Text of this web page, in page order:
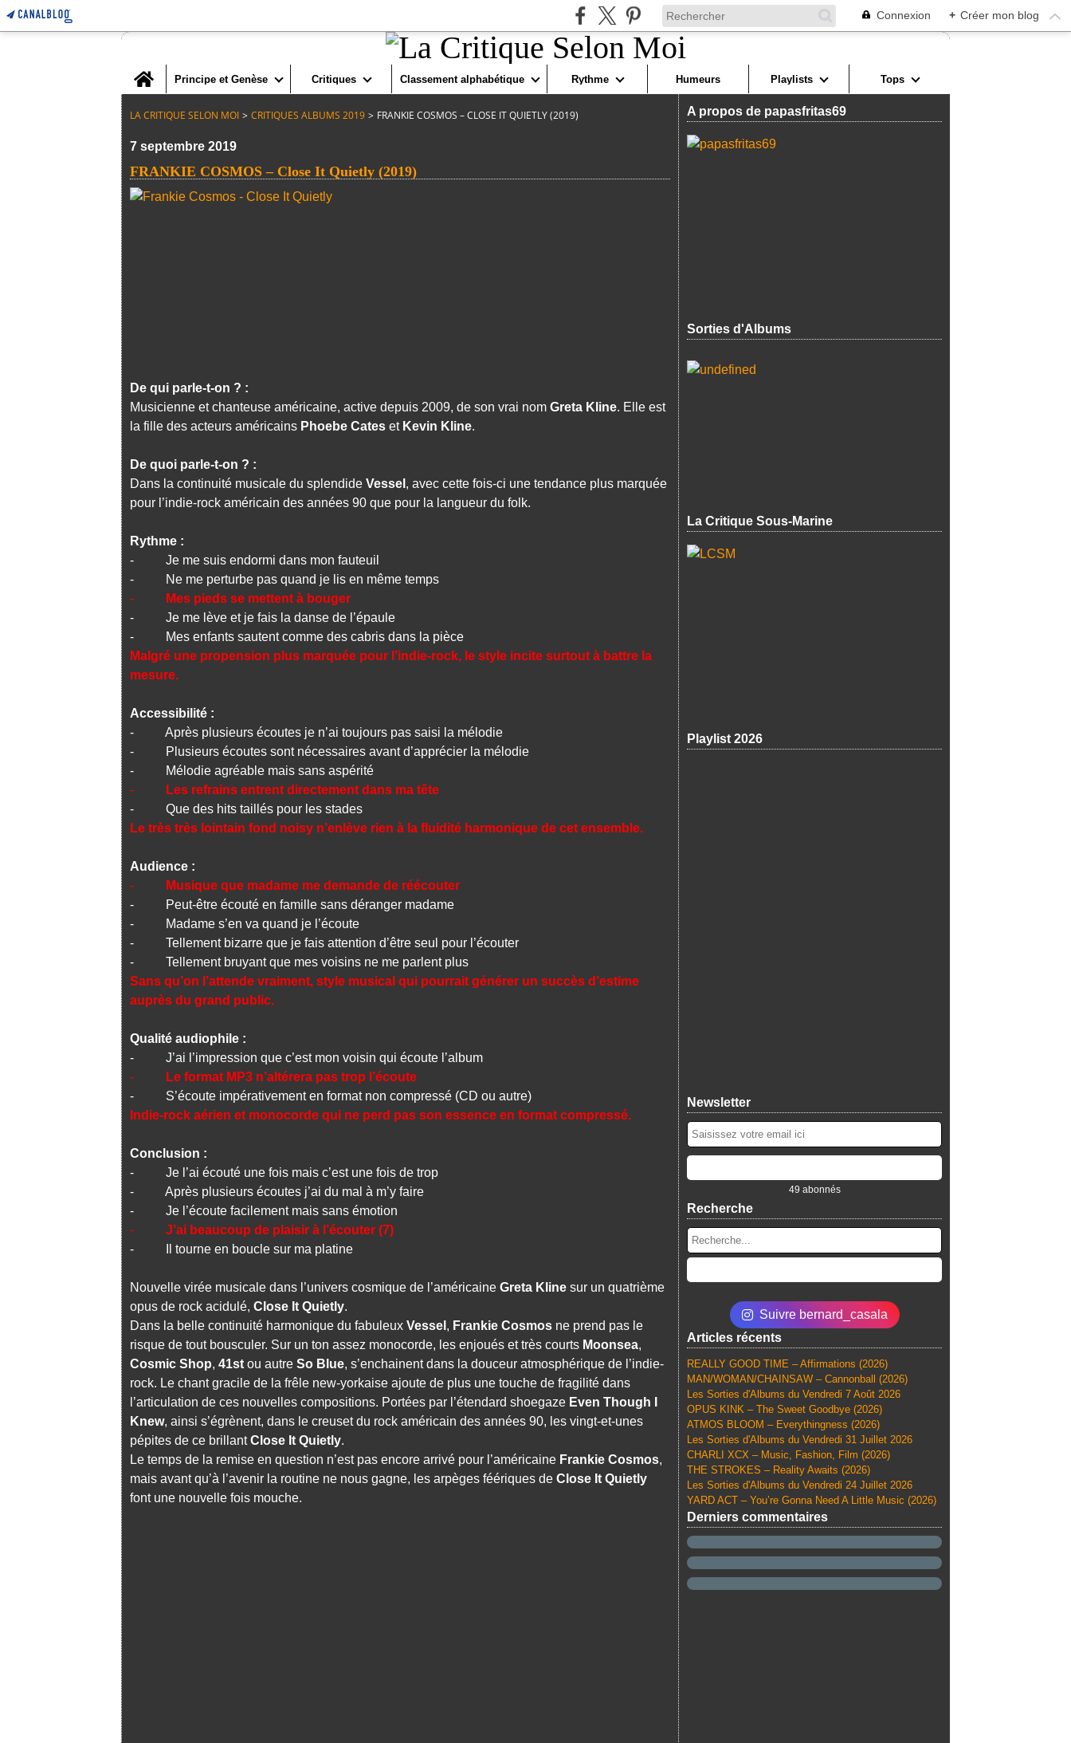
Connexion + Créer mon blog
Home
Principe et Genèse Critiques Classement alphabétique Rythme Humeurs Playlists Tops
LA CRITIQUE SELON MOI > CRITIQUES ALBUMS 2019 > FRANKIE COSMOS – CLOSE IT QUIETLY (2019)
7 septembre 2019
FRANKIE COSMOS – Close It Quietly (2019)
De qui parle-t-on ? :
Musicienne et chanteuse américaine, active depuis 2009, de son vrai nom Greta Kline. Elle est
la fille des acteurs américains Phoebe Cates et Kevin Kline.
De quoi parle-t-on ? :
Dans la continuité musicale du splendide Vessel , avec cette fois-ci une tendance plus marquée
pour l’indie-rock américain des années 90 que pour la langueur du folk.
Rythme :
- Je me suis endormi dans mon fauteuil
- Ne me perturbe pas quand je lis en même temps
-
Mes pieds se mettent à bouger
- Je me lève et je fais la danse de l’épaule
- Mes enfants sautent comme des cabris dans la pièce
Malgré une propension plus marquée pour l’indie-rock, le style incite surtout à battre la
mesure.
Accessibilité :
- Après plusieurs écoutes je n’ai toujours pas saisi la mélodie
- Plusieurs écoutes sont nécessaires avant d’apprécier la mélodie
- Mélodie agréable mais sans aspérité
-
Les refrains entrent directement dans ma tête
- Que des hits taillés pour les stades
Le très très lointain fond noisy n’enlève rien à la fluidité harmonique de cet ensemble.
Audience :
-
Musique que madame me demande de réécouter
- Peut-être écouté en famille sans déranger madame
- Madame s’en va quand je l’écoute
- Tellement bizarre que je fais attention d’être seul pour l’écouter
- Tellement bruyant que mes voisins ne me parlent plus
Sans qu’on l’attende vraiment, style musical qui pourrait générer un succès d’estime
auprès du grand public.
Qualité audiophile :
- J’ai l’impression que c’est mon voisin qui écoute l’album
-
Le format MP3 n’altérera pas trop l’écoute
- S’écoute impérativement en format non compressé (CD ou autre)
Indie-rock aérien et monocorde qui ne perd pas son essence en format compressé.
Conclusion :
- Je l’ai écouté une fois mais c’est une fois de trop
- Après plusieurs écoutes j’ai du mal à m’y faire
- Je l’écoute facilement mais sans émotion
- J’ai beaucoup de plaisir à l’écouter (7)
- Il tourne en boucle sur ma platine
Nouvelle virée musicale dans l’univers cosmique de l’américaine Greta Kline sur un quatrième
opus de rock acidulé, Close It Quietly.
Dans la belle continuité harmonique du fabuleux Vessel , Frankie Cosmos ne prend pas le
risque de tout bousculer. Sur un ton assez monocorde, les enjoués et très courts Moonsea,
Cosmic Shop, 41st ou autre So Blue, s’enchainent dans la douceur atmosphérique de l’indie-
rock. Le chant gracile de la frêle new-yorkaise ajoute de plus une touche de fragilité dans
l’articulation de ces nouvelles compositions. Portées par l’étendard shoegaze Even Though I
Knew, ainsi s’égrènent, dans le creuset du rock américain des années 90, les vingt-et-unes
pépites de ce brillantClose It Quietly.
Le temps de la remise en question n’est pas encore arrivé pour l’américaine Frankie Cosmos,
mais avant qu’à l’avenir la routine ne nous gagne, les arpèges féériques de Close It Quietly
font une nouvelle fois mouche.
A propos de papasfritas69
Sorties d'Albums
La Critique Sous-Marine
Playlist 2026
Newsletter
49 abonnés
Recherche
Suivre bernard_casala
Articles récents
REALLY GOOD TIME – Affirmations (2026)
MAN/WOMAN/CHAINSAW – Cannonball (2026)
Les Sorties d'Albums du Vendredi 7 Août 2026
OPUS KINK – The Sweet Goodbye (2026)
ATMOS BLOOM – Everythingness (2026)
Les Sorties d'Albums du Vendredi 31 Juillet 2026
CHARLI XCX – Music, Fashion, Film (2026)
THE STROKES – Reality Awaits (2026)
Les Sorties d'Albums du Vendredi 24 Juillet 2026
YARD ACT – You’re Gonna Need A Little Music (2026)
Derniers commentaires